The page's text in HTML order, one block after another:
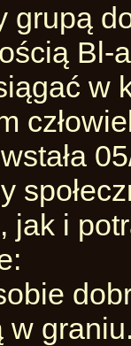
grupą
Bl-
w
jak i
w